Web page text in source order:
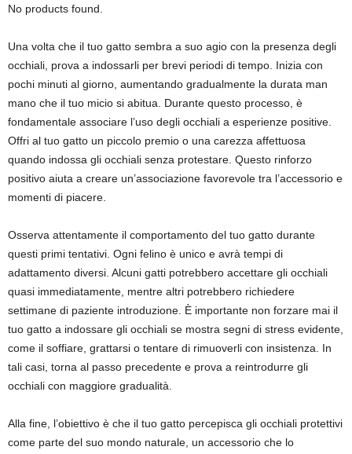
No products found.
Una volta che il tuo gatto sembra a suo agio con la presenza degli
occhiali, prova a indossarli per brevi periodi di tempo. Inizia con
pochi minuti al giorno, aumentando gradualmente la durata man
mano che il tuo micio si abitua. Durante questo processo, è
fondamentale associare l’uso degli occhiali a esperienze positive.
Offri al tuo gatto un piccolo premio o una carezza affettuosa
quando indossa gli occhiali senza protestare. Questo rinforzo
positivo aiuta a creare un’associazione favorevole tra l’accessorio e
momenti di piacere.
Osserva attentamente il comportamento del tuo gatto durante
questi primi tentativi. Ogni felino è unico e avrà tempi di
adattamento diversi. Alcuni gatti potrebbero accettare gli occhiali
quasi immediatamente, mentre altri potrebbero richiedere
settimane di paziente introduzione. È importante non forzare mai il
tuo gatto a indossare gli occhiali se mostra segni di stress evidente,
come il soffiare, grattarsi o tentare di rimuoverli con insistenza. In
tali casi, torna al passo precedente e prova a reintrodurre gli
occhiali con maggiore gradualità.
Alla fine, l’obiettivo è che il tuo gatto percepisca gli occhiali protettivi
come parte del suo mondo naturale, un accessorio che lo